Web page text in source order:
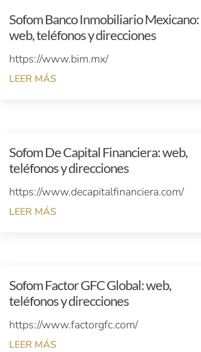
Sofom Banco Inmobiliario Mexicano:
web, teléfonos y direcciones
https://www.bim.mx/
LEER MÁS
Sofom De Capital Financiera: web,
teléfonos y direcciones
https://www.decapitalfinanciera.com/
LEER MÁS
Sofom Factor GFC Global: web,
teléfonos y direcciones
https://www.factorgfc.com/
LEER MÁS